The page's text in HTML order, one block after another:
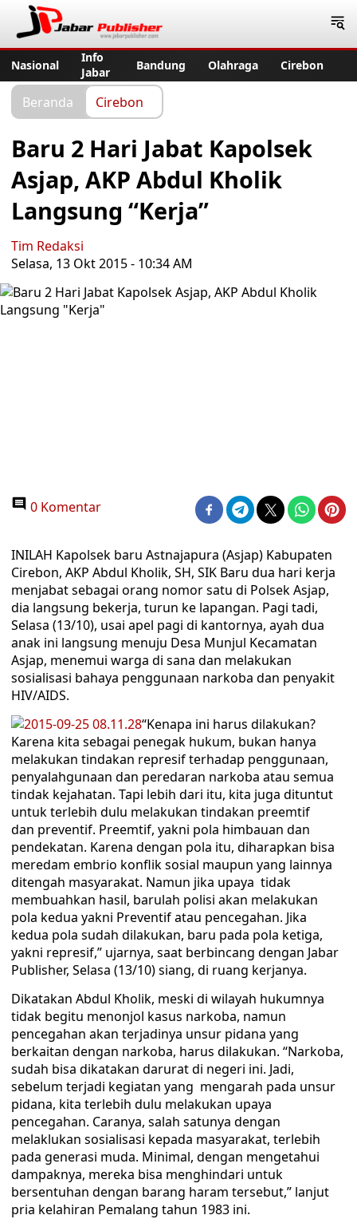
Nasional
Info
Jabar
Bandung Olahraga Cirebon
Beranda Cirebon
Baru 2 Hari Jabat Kapolsek
Asjap, AKP Abdul Kholik
Langsung “Kerja”
Tim Redaksi
Selasa, 13 Okt 2015 - 10:34 AM
0 Komentar
INILAH Kapolsek baru Astnajapura (Asjap) Kabupaten
Cirebon, AKP Abdul Kholik, SH, SIK Baru dua hari kerja
menjabat sebagai orang nomor satu di Polsek Asjap,
dia langsung bekerja, turun ke lapangan. Pagi tadi,
Selasa (13/10), usai apel pagi di kantornya, ayah dua
anak ini langsung menuju Desa Munjul Kecamatan
Asjap, menemui warga di sana dan melakukan
sosialisasi bahaya penggunaan narkoba dan penyakit
HIV/AIDS.
“Kenapa ini harus dilakukan?
Karena kita sebagai penegak hukum, bukan hanya
melakukan tindakan represif terhadap penggunaan,
penyalahgunaan dan peredaran narkoba atau semua
tindak kejahatan. Tapi lebih dari itu, kita juga dituntut
untuk terlebih dulu melakukan tindakan preemtif
dan preventif. Preemtif, yakni pola himbauan dan
pendekatan. Karena dengan pola itu, diharapkan bisa
meredam embrio konflik sosial maupun yang lainnya
ditengah masyarakat. Namun jika upaya tidak
membuahkan hasil, barulah polisi akan melakukan
pola kedua yakni Preventif atau pencegahan. Jika
kedua pola sudah dilakukan, baru pada pola ketiga,
yakni represif,” ujarnya, saat berbincang dengan Jabar
Publisher, Selasa (13/10) siang, di ruang kerjanya.
Dikatakan Abdul Kholik, meski di wilayah hukumnya
tidak begitu menonjol kasus narkoba, namun
pencegahan akan terjadinya unsur pidana yang
berkaitan dengan narkoba, harus dilakukan. “Narkoba,
sudah bisa dikatakan darurat di negeri ini. Jadi,
sebelum terjadi kegiatan yang mengarah pada unsur
pidana, kita terlebih dulu melakukan upaya
pencegahan. Caranya, salah satunya dengan
melaklukan sosialisasi kepada masyarakat, terlebih
pada generasi muda. Minimal, dengan mengetahui
dampaknya, mereka bisa menghindari untuk
bersentuhan dengan barang haram tersebut,” lanjut
pria kelahiran Pemalang tahun 1983 ini.